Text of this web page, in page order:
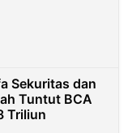
Sekuritas dan
Tuntut BCA
Triliun